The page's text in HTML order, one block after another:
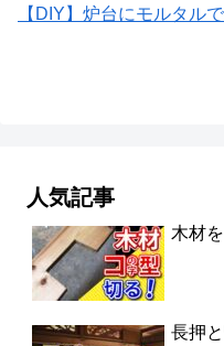
【DIY】炉台にモルタル
人気記事
木材
長押